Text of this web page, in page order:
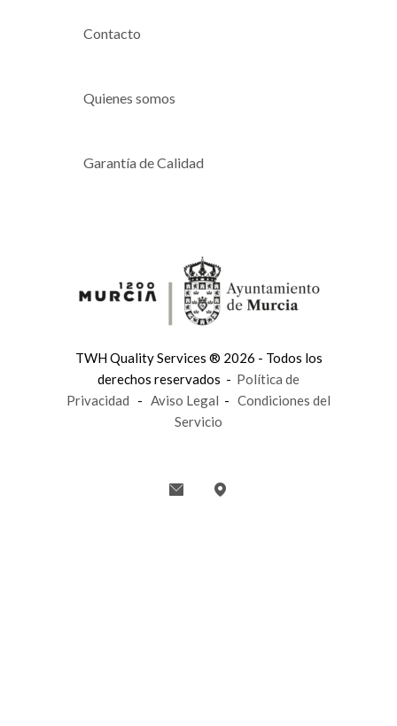
Contacto
Quienes somos
Garantía de Calidad
TWH Quality Services ® 2026 - Todos los
derechos reservados - Política de
Privacidad - Aviso Legal - Condiciones del
Servicio